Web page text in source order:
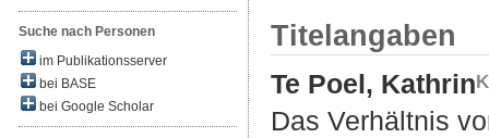
Suche nach Personen
im Publikationsserver
bei BASE
bei Google Scholar
Titelangaben
Te Poel, Kathrin
Das Verhältnis